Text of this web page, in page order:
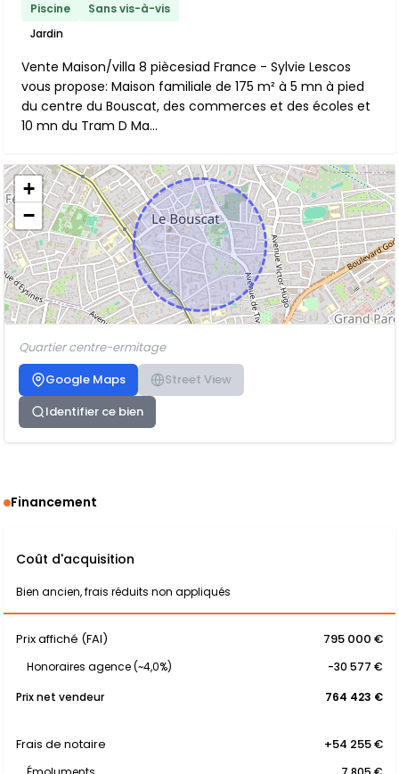
Piscine
Sans vis-à-vis
Jardin
Vente Maison/villa 8 piècesiad France - Sylvie Lescos
vous propose: Maison familiale de 175 m² à 5 mn à pied
du centre du Bouscat, des commerces et des écoles et
10 mn du Tram D Ma...
+
−
Quartier centre-ermitage
Google Maps
Street View
Identifier ce bien
Financement
Coût d'acquisition
Bien ancien, frais réduits non appliqués
Prix affiché (FAI) 795 000 €
Honoraires agence (~4,0%)
-30 577 €
Prix net vendeur
764 423 €
Frais de notaire +54 255 €